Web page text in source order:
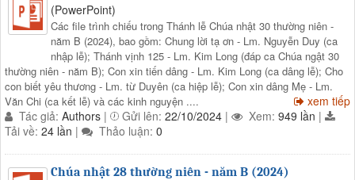
(PowerPoint)
Các file trình chiếu trong Thánh lễ Chúa nhật 30 thường niên -
năm B (2024), bao gồm: Chung lời tạ ơn - Lm. Nguyễn Duy (ca
nhập lễ); Thánh vịnh 125 - Lm. Kim Long (đáp ca Chúa ngật 30
thường niên - năm B); Con xin tiến dâng - Lm. Kim Long (ca dâng lễ); Cho
con biết yêu thương - Lm. từ Duyên (ca hiệp lễ); Con xin dâng Mẹ - Lm.
Văn Chi (ca kết lễ) và các kinh nguyện ....
xem tiếp
Tác giả: Authors | Gửi lên: 22/10/2024 | Xem: 949 lần |
Tải về: 24 lần | Thảo luận: 0
Chúa nhật 28 thường niên - năm B (2024)